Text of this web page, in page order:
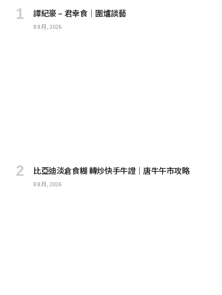
譚紀豪 – 君幸食｜圍爐談藝
8 8 月, 2026
比亞迪淡倉食糊 轉炒快手牛證｜唐牛午市攻略
8 8 月, 2026